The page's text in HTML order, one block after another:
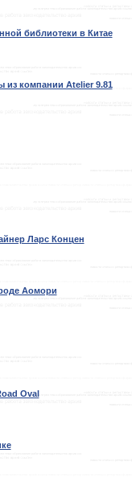
библиотеки в Китае
из компании Atelier 9.81
Ларс Концен
Аомори
Oval